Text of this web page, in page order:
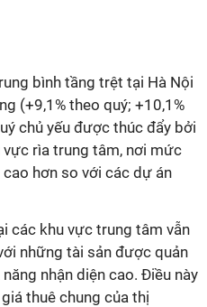
bình tầng trệt tại Hà Nội
(+9,1% theo quý; +10,1%
chủ yếu được thúc đẩy bởi
rìa trung tâm, nơi mức
hơn so với các dự án
các khu vực trung tâm vẫn
những tài sản được quản
nhận diện cao. Điều này
thuê chung của thị